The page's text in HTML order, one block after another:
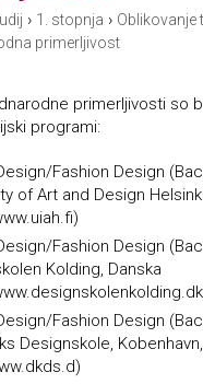
› 1. stopnja › Oblikovanje
primerljivost
primerljivosti so
programi:
Fashion Design
of Art and Design
Fashion Design
Kolding, Danska
Fashion Design
Designskole,